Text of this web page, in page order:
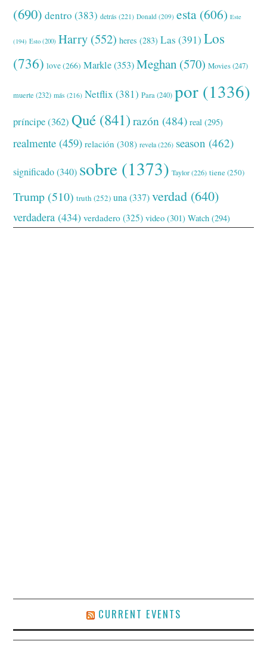
(690) dentro (383) detrás (221) Donald (209) esta (606) Este
(194) Esto (200) Harry (552) heres (283) Las (391) Los
(736) love(266) Markle(353) Meghan (570) Movies(247)
muerte (232) más (216) Netflix (381) Para(240) por (1336)
príncipe(362) Qué (841) razón (484) real (295)
realmente (459) relación (308) revela(226) season (462)
significado(340) sobre (1373) Taylor(226) tiene(250)
Trump (510) truth (252) una(337) verdad (640)
verdadera (434) verdadero (325) video (301) Watch (294)
CURRENT EVENTS